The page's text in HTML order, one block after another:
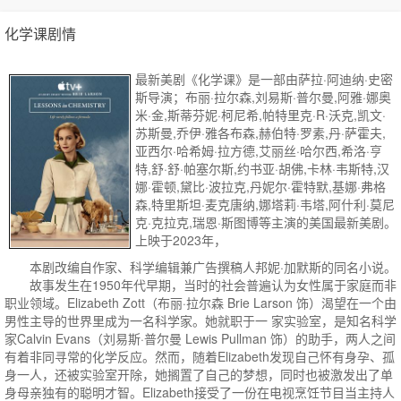
化学课剧情
最新美剧《化学课》是一部由萨拉·阿迪纳·史密
斯导演；布丽·拉尔森,刘易斯·普尔曼,阿雅·娜奥
米·金,斯蒂芬妮·柯尼希,帕特里克·R·沃克,凯文·
苏斯曼,乔伊·雅各布森,赫伯特·罗素,丹·萨霍夫,
亚西尔·哈希姆·拉方德,艾丽丝·哈尔西,希洛·亨
特,舒·舒·帕塞尔斯,约书亚·胡佛,卡林·韦斯特,汉
娜·霍顿,黛比·波拉克,丹妮尔·霍特默,基娜·弗格
森,特里斯坦·麦克唐纳,娜塔莉·韦塔,阿什利·莫尼
克·克拉克,瑞恩·斯图博等主演的美国最新美剧。
上映于2023年，
本剧改编自作家、科学编辑兼广告撰稿人邦妮·加默斯的同名小说。
故事发生在1950年代早期，当时的社会普遍认为女性属于家庭而非
职业领域。Elizabeth Zott（布丽·拉尔森 Brie Larson 饰）渴望在一个由
男性主导的世界里成为一名科学家。她就职于一 家实验室，是知名科学
家Calvin Evans（刘易斯·普尔曼 Lewis Pullman 饰）的助手，两人之间
有着非同寻常的化学反应。然而，随着Elizabeth发现自己怀有身孕、孤
身一人，还被实验室开除，她搁置了自己的梦想，同时也被激发出了单
身母亲独有的聪明才智。Elizabeth接受了一份在电视烹饪节目当主持人